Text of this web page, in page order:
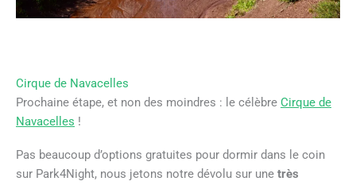
Cirque de Navacelles
Prochaine étape, et non des moindres : le célèbre Cirque de
Navacelles !
Pas beaucoup d’options gratuites pour dormir dans le coin
sur Park4Night, nous jetons notre dévolu sur une très